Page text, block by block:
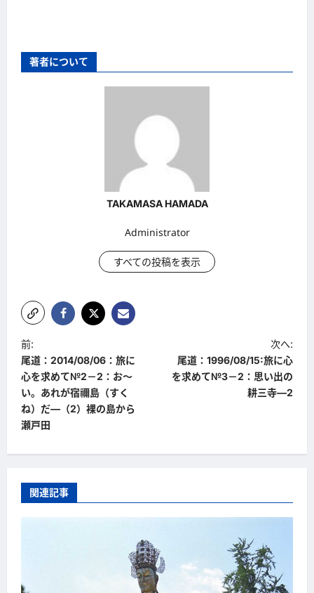
著者について
TAKAMASA HAMADA
Administrator
すべての投稿を表示
投
稿
ナ
ビ
ゲ
ー
ョ
ン
前:
尾道：2014/08/06：旅に
心を求めて№2－2：お～
い。あれが宿禰島（すく
ね）だ―（2）裸の島から
瀬戸田
次へ:
尾道：1996/08/15:旅に心
を求めて№3－2：思い出の
耕三寺―2
関連記事